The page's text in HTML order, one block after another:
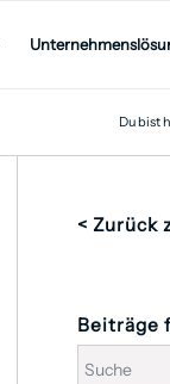
Du bist
< Zurück
Beiträge